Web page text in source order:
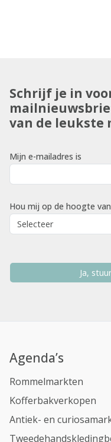
Schrijf je in
van de leukste
Mijn e-mailadres is
Hou mij op de hoogte
Agenda’s
Rommelmarkten
Kofferbakverkopen
Antiek- en